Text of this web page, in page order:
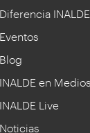
Diferencia INALDE
Eventos
Blog
INALDE en Medios
INALDE Live
Noticias